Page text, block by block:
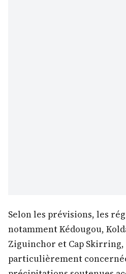
Selon les prévisions, les
notamment Kédougou,
Ziguinchor et Cap
particulièrement